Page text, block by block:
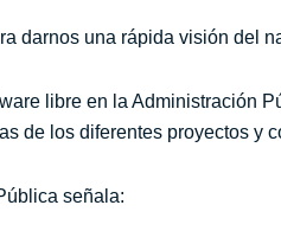
darnos una rápida visión del
libre en la Administración
de los diferentes proyectos y
señala: